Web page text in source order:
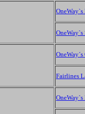
Fairlines
OneWay`s